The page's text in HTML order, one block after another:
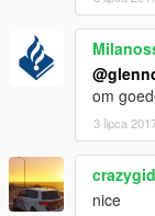
om
3 lipca
nice